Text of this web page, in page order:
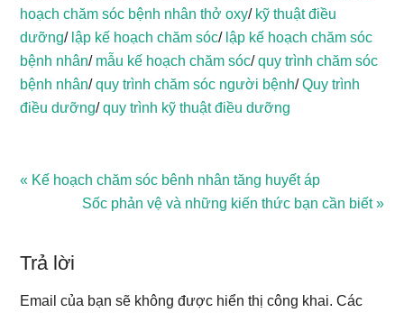
hoạch chăm sóc bệnh nhân thở oxy/ kỹ thuật điều
dưỡng/ lập kế hoạch chăm sóc/ lập kế hoạch chăm sóc
bệnh nhân/ mẫu kế hoạch chăm sóc/quy trình chăm sóc
bệnh nhân/quy trình chăm sóc người bệnh/Quy trình
điều dưỡng/quy trình kỹ thuật điều dưỡng
Previous
« Kế hoạch chăm sóc bênh nhân tăng huyết áp
Next
Sốc phản vệ và những kiến thức bạn cần biết »
Interactions
Trả lời
Email của bạn sẽ không được hiển thị công khai. Các